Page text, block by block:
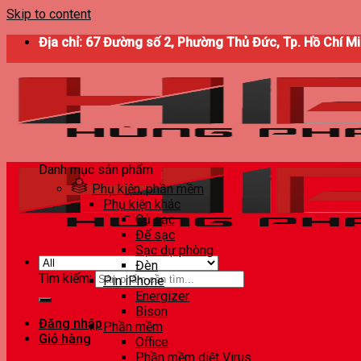
Skip to content
Địa chỉ: 67 Đường số 2, Phường Thủ Đức, Tp. Hồ Chí
Tìm kiếm:
Đăng nhập
Giỏ hàng
Danh mục sản phẩm
Phụ kiện, phần mềm
Phụ kiện khác
Củ sạc
Đế sạc
Sạc dự phòng
Đèn
Pin iPhone
Energizer
Bison
Phần mềm
Office
Phần mềm diệt Virus